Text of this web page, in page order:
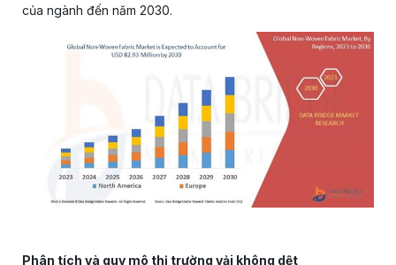
của ngành đến năm 2030.
Phân tích và quy mô thị trường vải không dệt